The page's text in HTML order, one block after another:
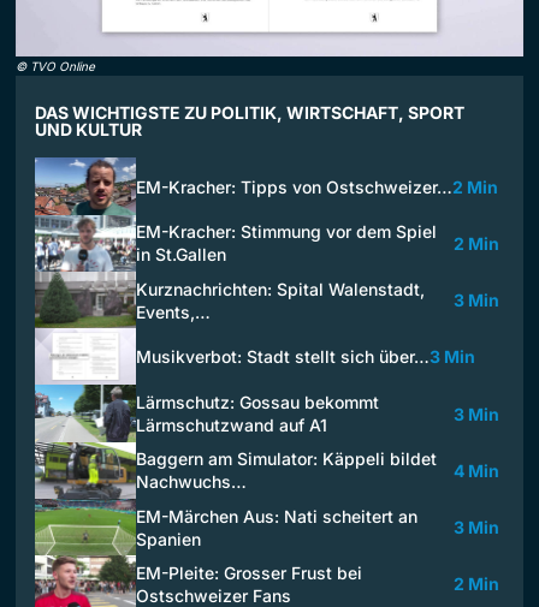
© TVO Online
DAS WICHTIGSTE ZU POLITIK, WIRTSCHAFT, SPORT
UND KULTUR
EM-Kracher: Tipps von Ostschweizer…2 Min
EM-Kracher: Stimmung vor dem Spiel
in St.Gallen
2 Min
Kurznachrichten: Spital Walenstadt,
Events,…
3 Min
Musikverbot: Stadt stellt sich über…3 Min
Lärmschutz: Gossau bekommt
Lärmschutzwand auf A1
3 Min
Baggern am Simulator: Käppeli bildet
Nachwuchs…
4 Min
EM-Märchen Aus: Nati scheitert an
Spanien
3 Min
EM-Pleite: Grosser Frust bei
Ostschweizer Fans
2 Min